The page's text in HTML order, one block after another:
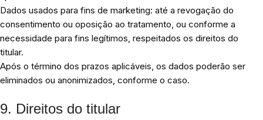
Dados usados para fins de marketing: até a revogação do
consentimento ou oposição ao tratamento, ou conforme a
necessidade para fins legítimos, respeitados os direitos do
titular.
Após o término dos prazos aplicáveis, os dados poderão ser
eliminados ou anonimizados, conforme o caso.
9. Direitos do titular